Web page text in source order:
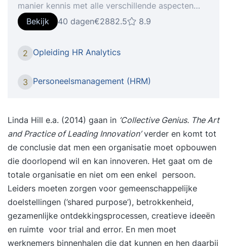
manier kennis met alle verschillende aspecten
van personeel en organisatie, waardoor je je
verder ontwikkelt in je carrière. Het succes van
organisaties wordt bepaald door de mensen die
er werken. Daar speelt de afdeling HRM,
administratieve processen houdt deze afdeling
begeleiden van medewerkers. Wil je de daarvoor
benodigde basiskennis opdoen en de praktische
en uitvoerende werkzaamheden die hierbij komen
kijken je eigen maken? In deze praktijkgerichte
opleiding leer je over de belangrijkste facetten
van personeelszaken. Door de vele oefeningen,
de ruimte voor discussie en de terugkoppeling
naar jouw eigen werkomgeving kom je steviger in
je schoenen te staan en ontwikkel je je verder in
je carrière. Unieke resultaten • Maak een
Bekijk 40 dagen€2882.5 8.9
2 Opleiding HR Analytics
3 Personeelsmanagement (HRM)
Linda Hill e.a. (2014) gaan in ’Collective Genius. The Art
and Practice of Leading Innovation’verder en komt tot
de conclusie dat men een organisatie moet opbouwen
die doorlopend wil en kan innoveren. Het gaat om de
totale organisatie en niet om een enkel persoon.
Leiders moeten zorgen voor gemeenschappelijke
doelstellingen (’shared purpose’), betrokkenheid,
gezamenlijke ontdekkingsprocessen, creatieve ideeën
en ruimte voor trial and error. En men moet
werknemers binnenhalen die dat kunnen en hen daarbij